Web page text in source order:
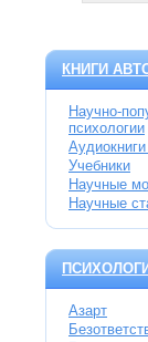
КНИГИ
Научно-
психологии
Учебники
Научные
Научные
Азарт